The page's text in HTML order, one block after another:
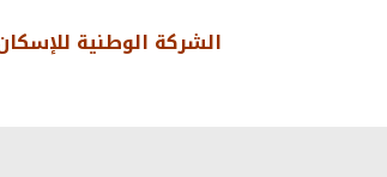
الشركة الوطنية